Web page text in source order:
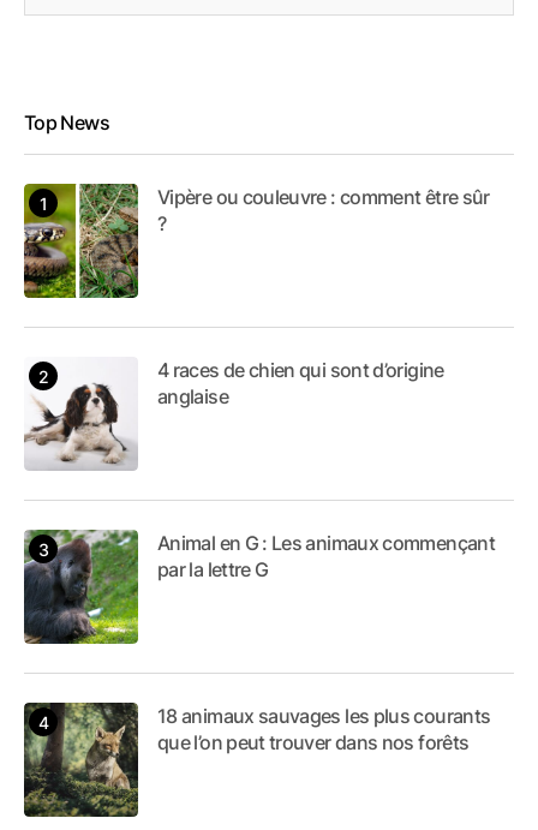
Top News
Vipère ou couleuvre : comment être sûr
?
4 races de chien qui sont d’origine
anglaise
Animal en G : Les animaux commençant
par la lettre G
18 animaux sauvages les plus courants
que l’on peut trouver dans nos forêts